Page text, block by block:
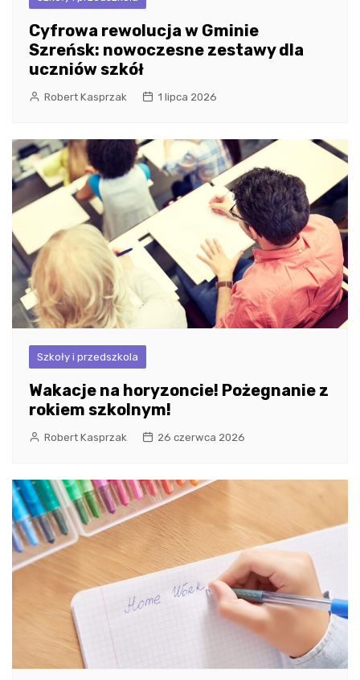
Cyfrowa rewolucja w Gminie
Szreńsk: nowoczesne zestawy dla
uczniów szkół
Robert Kasprzak 1 lipca 2026
Szkoły i przedszkola
Wakacje na horyzoncie! Pożegnanie z
rokiem szkolnym!
Robert Kasprzak 26 czerwca 2026